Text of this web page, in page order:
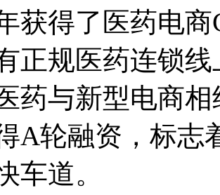
获得了医药电
正规医药连锁
药与新型电商
A轮融资，标志
车道。